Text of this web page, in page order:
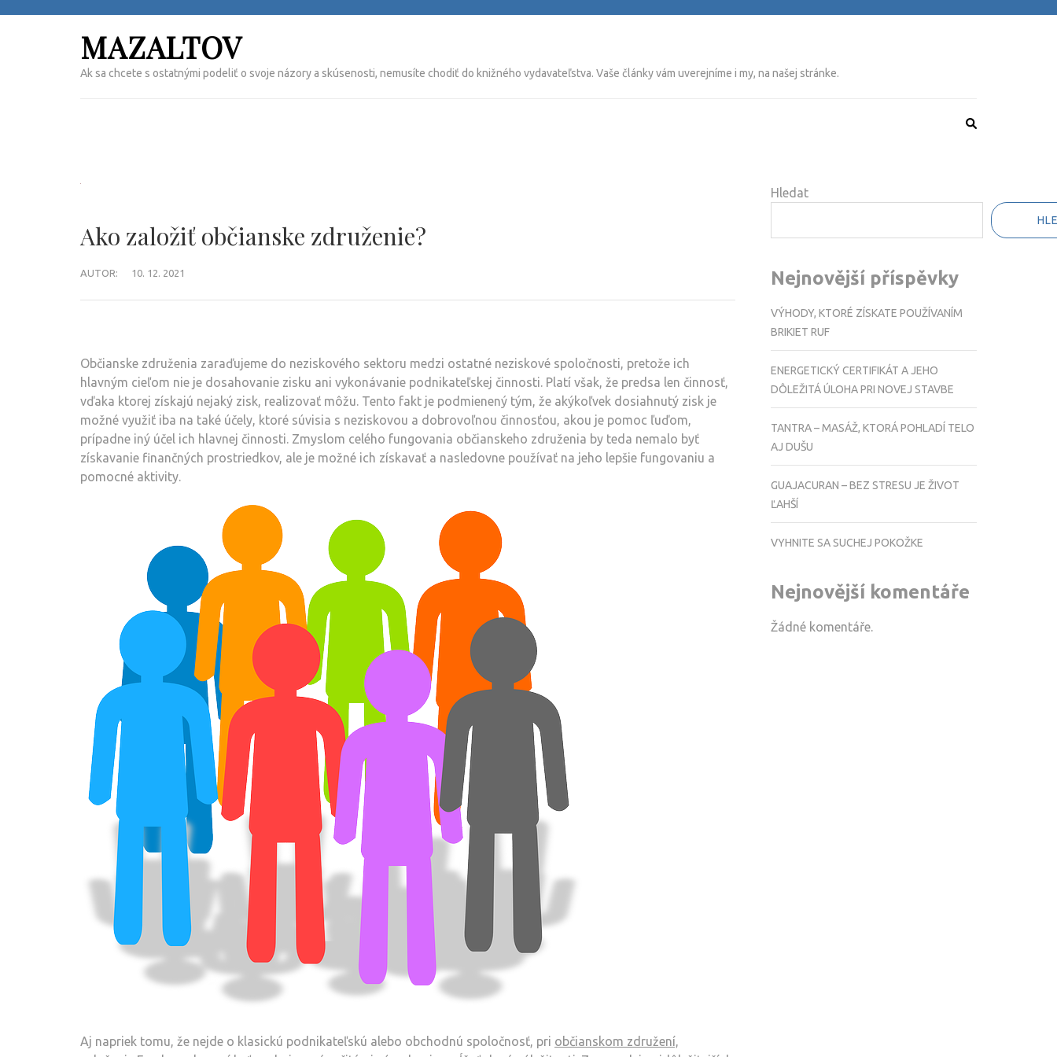
MAZALTOV
Ak sa chcete s ostatnými podeliť o svoje názory a skúsenosti, nemusíte chodiť do knižného vydavateľstva. Vaše články vám uverejníme i my, na našej stránke.
Ako založiť občianske združenie?
AUTOR: 10. 12. 2021
Občianske združenia zaraďujeme do neziskového sektoru medzi ostatné neziskové spoločnosti, pretože ich
hlavným cieľom nie je dosahovanie zisku ani vykonávanie podnikateľskej činnosti. Platí však, že predsa len činnosť,
vďaka ktorej získajú nejaký zisk, realizovať môžu. Tento fakt je podmienený tým, že akýkoľvek dosiahnutý zisk je
možné využiť iba na také účely, ktoré súvisia s neziskovou a dobrovoľnou činnosťou, akou je pomoc ľuďom,
prípadne iný účel ich hlavnej činnosti. Zmyslom celého fungovania občianskeho združenia by teda nemalo byť
získavanie finančných prostriedkov, ale je možné ich získavať a nasledovne používať na jeho lepšie fungovaniu a
pomocné aktivity.
Aj napriek tomu, že nejde o klasickú podnikateľskú alebo obchodnú spoločnosť, pri občianskom združení,
Hledat
Nejnovější příspěvky
VÝHODY, KTORÉ ZÍSKATE POUŽÍVANÍM
BRIKIET RUF
ENERGETICKÝ CERTIFIKÁT A JEHO
DÔLEŽITÁ ÚLOHA PRI NOVEJ STAVBE
TANTRA – MASÁŽ, KTORÁ POHLADÍ TELO
AJ DUŠU
GUAJACURAN – BEZ STRESU JE ŽIVOT
ĽAHŠÍ
VYHNITE SA SUCHEJ POKOŽKE
Nejnovější komentáře
Žádné komentáře.